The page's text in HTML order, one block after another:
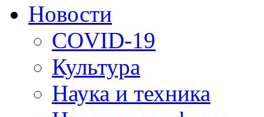
Новости
COVID-19
Культура
Наука и техника